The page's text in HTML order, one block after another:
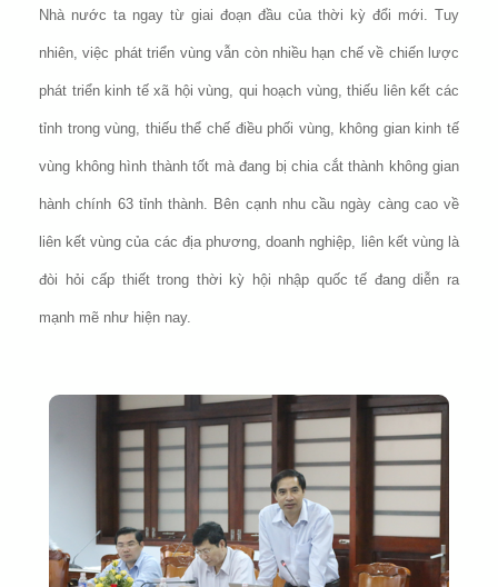
Nhà nước ta ngay từ giai đoạn đầu của thời kỳ đổi mới. Tuy
nhiên, việc phát triển vùng vẫn còn nhiều hạn chế về chiến lược
phát triển kinh tế xã hội vùng, qui hoạch vùng, thiếu liên kết các
tỉnh trong vùng, thiếu thể chế điều phối vùng, không gian kinh tế
vùng không hình thành tốt mà đang bị chia cắt thành không gian
hành chính 63 tỉnh thành. Bên cạnh nhu cầu ngày càng cao về
liên kết vùng của các địa phương, doanh nghiệp, liên kết vùng là
đòi hỏi cấp thiết trong thời kỳ hội nhập quốc tế đang diễn ra
mạnh mẽ như hiện nay.